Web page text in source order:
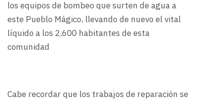
los equipos de bombeo que surten de agua a
este Pueblo Mágico, llevando de nuevo el vital
líquido a los 2,600 habitantes de esta
comunidad
Cabe recordar que los trabajos de reparación se